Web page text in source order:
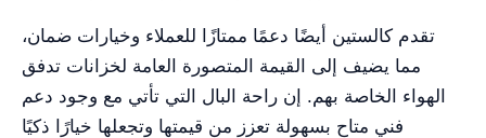
تقدم كالستين أيضًا دعمًا ممتازًا للعملاء وخيارات ضمان،
مما يضيف إلى القيمة المتصورة العامة لخزانات تدفق
الهواء الخاصة بهم. إن راحة البال التي تأتي مع وجود دعم
فني متاح بسهولة تعزز من قيمتها وتجعلها خيارًا ذكيًا